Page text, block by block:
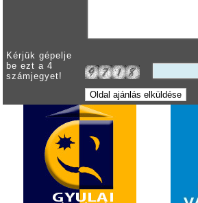
Kérjük gépelje
be ezt a 4
számjegyet!